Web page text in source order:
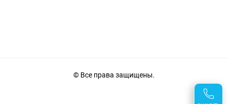
© Все права защищены.